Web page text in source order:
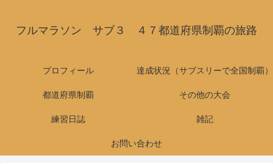
フルマラソン サブ３ ４７都道府県制覇の旅路
プロフィール 達成状況（サブスリーで全国制覇）
都道府県制覇 その他の大会
練習日誌 雑記
お問い合わせ